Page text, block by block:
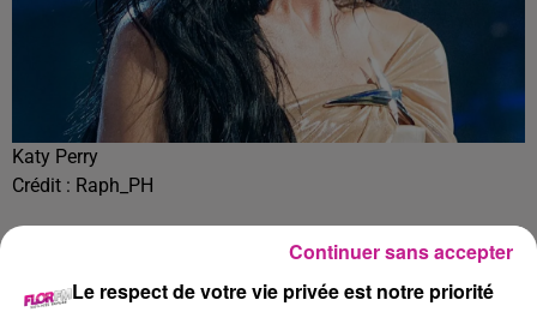
Katy Perry
Crédit : Raph_PH
chanteuse Katy Perry et de l’ancien premier ministre
canadien Justin Trudeau.
Le respect de votre vie privée est notre priorité
Continuer sans accepter